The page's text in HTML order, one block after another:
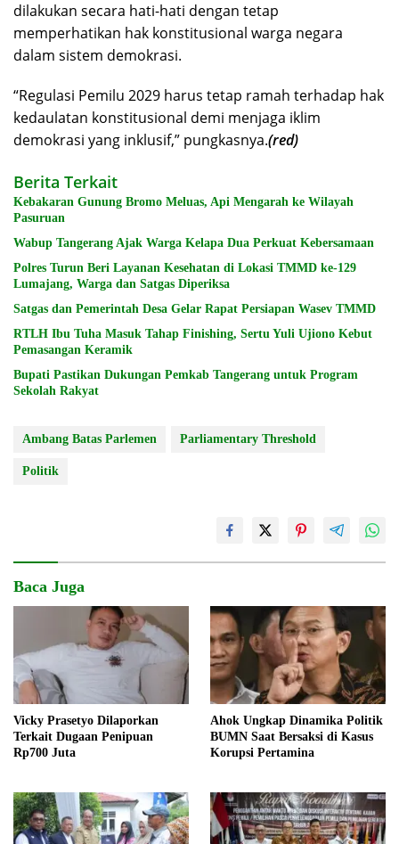
dilakukan secara hati-hati dengan tetap
memperhatikan hak konstitusional warga negara
dalam sistem demokrasi.
“Regulasi Pemilu 2029 harus tetap ramah terhadap hak
kedaulatan konstitusional demi menjaga iklim
demokrasi yang inklusif,” pungkasnya.(red)
Berita Terkait
Kebakaran Gunung Bromo Meluas, Api Mengarah ke Wilayah
Pasuruan
Wabup Tangerang Ajak Warga Kelapa Dua Perkuat Kebersamaan
Polres Turun Beri Layanan Kesehatan di Lokasi TMMD ke-129
Lumajang, Warga dan Satgas Diperiksa
Satgas dan Pemerintah Desa Gelar Rapat Persiapan Wasev TMMD
RTLH Ibu Tuha Masuk Tahap Finishing, Sertu Yuli Ujiono Kebut
Pemasangan Keramik
Bupati Pastikan Dukungan Pemkab Tangerang untuk Program
Sekolah Rakyat
Ambang Batas Parlemen Parliamentary Threshold
Politik
Baca Juga
Vicky Prasetyo Dilaporkan
Terkait Dugaan Penipuan
Rp700 Juta
Ahok Ungkap Dinamika Politik
BUMN Saat Bersaksi di Kasus
Korupsi Pertamina